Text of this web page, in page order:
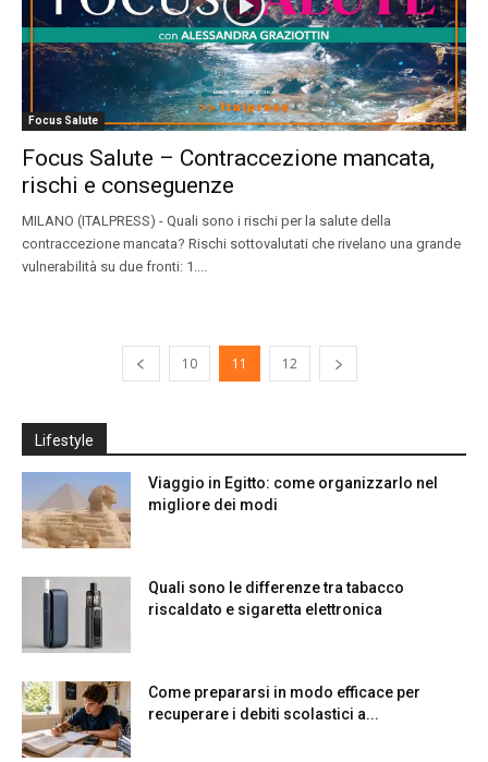
Focus Salute
Focus Salute – Contraccezione mancata,
rischi e conseguenze
MILANO (ITALPRESS) - Quali sono i rischi per la salute della
contraccezione mancata? Rischi sottovalutati che rivelano una grande
vulnerabilità su due fronti: 1....
10 11 12
Lifestyle
Viaggio in Egitto: come organizzarlo nel
migliore dei modi
Quali sono le differenze tra tabacco
riscaldato e sigaretta elettronica
Come prepararsi in modo efficace per
recuperare i debiti scolastici a...